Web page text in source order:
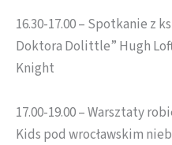
16.30-17.00 – Spotkanie z
Doktora Dolittle” Hugh
Knight
17.00-19.00 – Warsztaty
Kids pod wrocławskim